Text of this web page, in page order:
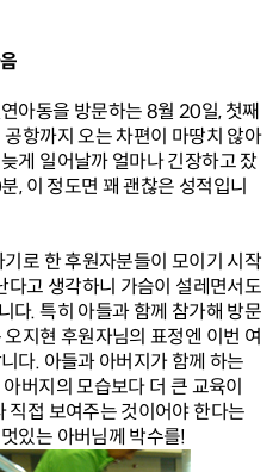
아동을 방문하는 8월 20일, 첫째
항까지 오는 차편이 마땅치 않아
게 일어날까 얼마나 긴장하고 잤
이 정도면 꽤 괜찮은 성적입니
로 한 후원자분들이 모이기 시작
다고 생각하니 가슴이 설레면서도
다.특히 아들과 함께 참가해 방문
지현 후원자님의 표정엔 이번 여
다. 아들과 아버지가 함께 하는
버지의 모습보다 더 큰 교육이
직접 보여주는 것이어야 한다는
있는 아버님께 박수를!